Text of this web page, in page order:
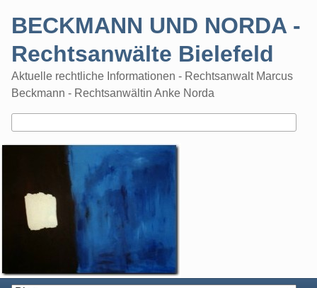
BECKMANN UND NORDA -
Rechtsanwälte Bielefeld
Aktuelle rechtliche Informationen - Rechtsanwalt Marcus
Beckmann - Rechtsanwältin Anke Norda